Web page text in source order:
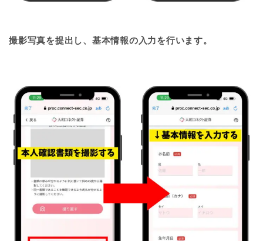
撮影写真を提出し、基本情報の入力を行います。